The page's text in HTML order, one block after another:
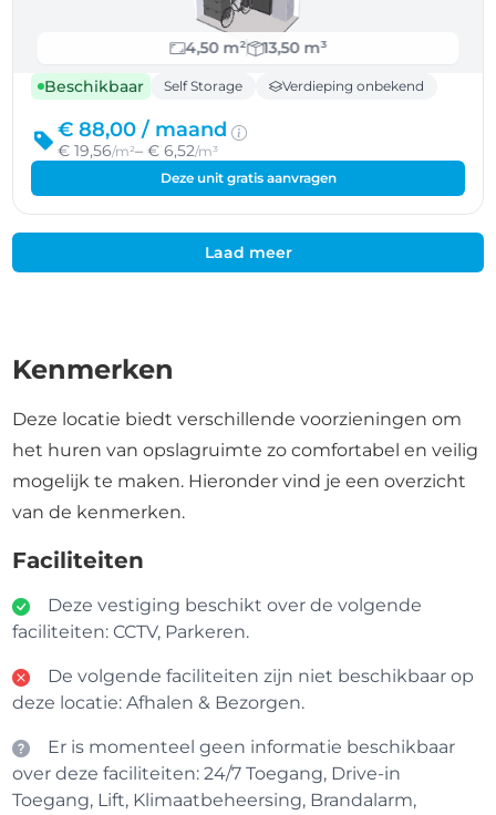
4,50 m²
13,50 m³
Beschikbaar
Self Storage Verdieping onbekend
€ 88,00 / maand
€ 19,56/m²– € 6,52/m³
Deze unit gratis aanvragen
Laad meer
Kenmerken
Deze locatie biedt verschillende voorzieningen om
het huren van opslagruimte zo comfortabel en veilig
mogelijk te maken. Hieronder vind je een overzicht
van de kenmerken.
Faciliteiten
Deze vestiging beschikt over de volgende
faciliteiten: CCTV, Parkeren.
De volgende faciliteiten zijn niet beschikbaar op
deze locatie: Afhalen & Bezorgen.
Er is momenteel geen informatie beschikbaar
over deze faciliteiten: 24/7 Toegang, Drive-in
Toegang, Lift, Klimaatbeheersing, Brandalarm,